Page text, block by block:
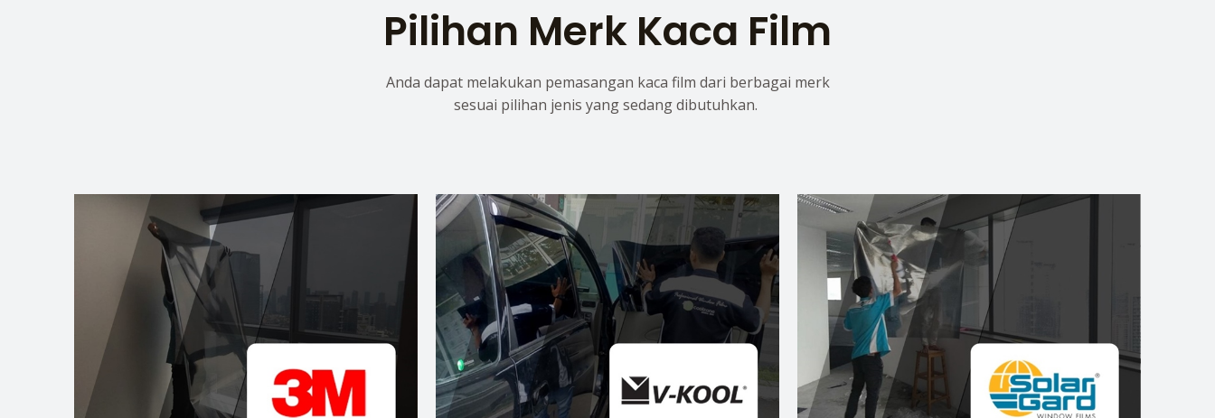
Pilihan Merk Kaca Film
Anda dapat melakukan pemasangan kaca film dari berbagai merk
sesuai pilihan jenis yang sedang dibutuhkan.